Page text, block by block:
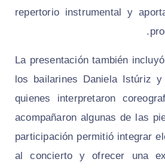
repertorio instrumental y
La presentación también
los bailarines Daniela Istúriz y
quienes interpretaron
acompañaron algunas de las
participación permitió integrar
al concierto y ofrecer una